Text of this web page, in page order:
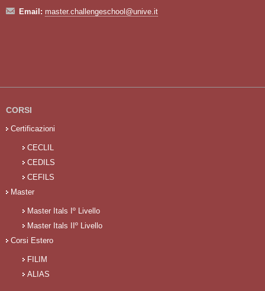
Email: master.challengeschool@unive.it
CORSI
Certificazioni
CECLIL
CEDILS
CEFILS
Master
Master Itals Iº Livello
Master Itals IIº Livello
Corsi Estero
FILIM
ALIAS